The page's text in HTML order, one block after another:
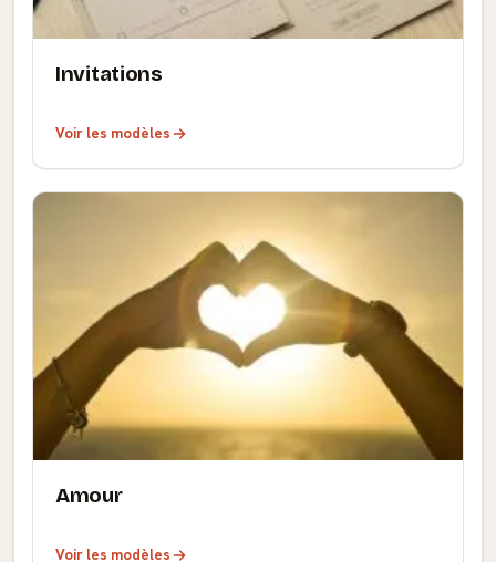
Invitations
Voir les modèles
Amour
Voir les modèles